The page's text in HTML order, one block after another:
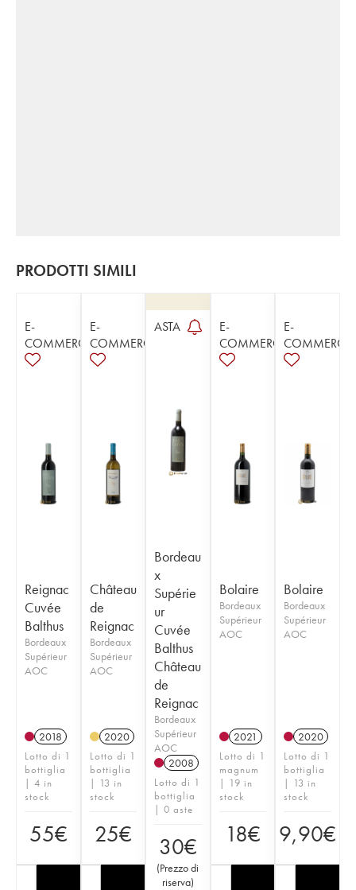
PRODOTTI SIMILI
E-
COMMERCE
Reignac
Cuvée
Balthus
Bordeaux
Supérieur
AOC
2018
Lotto di 1
bottiglia
| 4 in
stock
55€
E-
COMMERCE
Château
de
Reignac
Bordeaux
Supérieur
AOC
2020
Lotto di 1
bottiglia
| 13 in
stock
25€
ASTA
Bordeau
x
Supérie
ur
Cuvée
Balthus
Château
de
Reignac
Bordeaux
Supérieur
AOC
2008
Lotto di 1
bottiglia
| 0 aste
30€
(Prezzo di
riserva)
E-
COMMERCE
Bolaire
Bordeaux
Supérieur
AOC
2021
Lotto di 1
magnum
| 19 in
stock
18€
E-
COMMERCE
Bolaire
Bordeaux
Supérieur
AOC
2020
Lotto di 1
bottiglia
| 13 in
stock
9,90€